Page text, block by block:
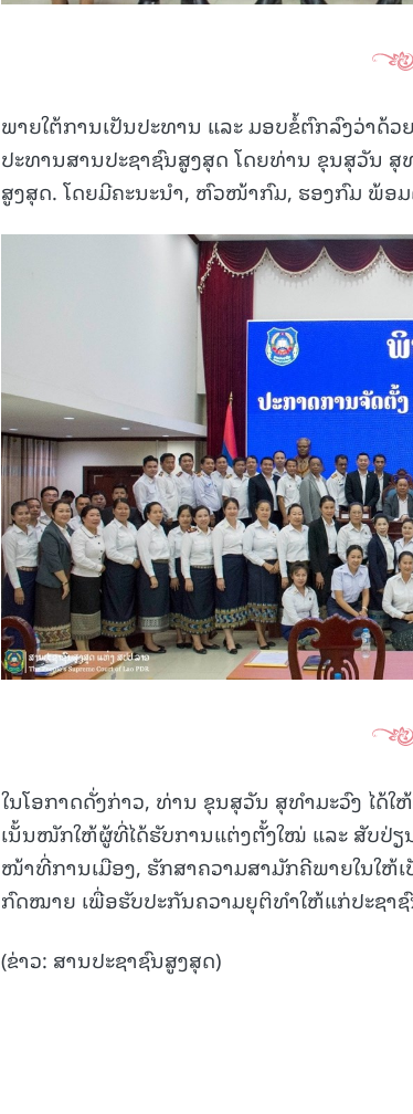
ພາຍໃຕ້ການເປັນປະທານ ແລະ ມອບຂໍ້ຕົກລົງວ່າດ້
ປະທານສານປະຊາຊົນສູງສຸດ ໂດຍທ່ານ ຂຸນສຸວັນ
ສູງສຸດ. ໂດຍມີຄະນະນຳ, ຫົວໜ້າກົມ, ຮອງກົມ ພ້ອ
ໃນໂອກາດດັ່ງກ່າວ, ທ່ານ ຂຸນສຸວັນ ສຸທໍາມະວົງ ໄດ້
ເນັ້ນໜັກໃຫ້ຜູ້ທີ່ໄດ້ຮັບການແຕ່ງຕັ້ງໃໝ່ ແລະ ສັບປ່
ໜ້າທີ່ການເມືອງ, ຮັກສາຄວາມສາມັກຄີພາຍໃນໃຫ້
ກົດໝາຍ ເພື່ອຮັບປະກັນຄວາມຍຸຕິທຳໃຫ້ແກ່ປະຊາ
(ຂ່າວ: ສານປະຊາຊົນສູງສຸດ)